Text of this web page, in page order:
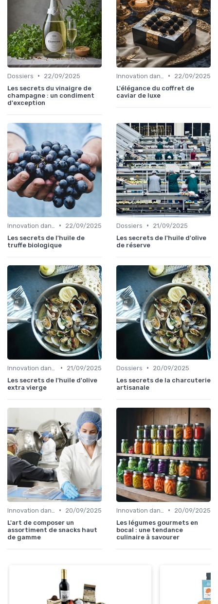
Dossiers •
22/09/2025
Les secrets du vinaigre de
champagne : un condiment
d'exception
•
22/09/2025
L'élégance du coffret de
caviar de luxe
•
22/09/2025
Les secrets de l'huile de
truffe biologique
Dossiers •
21/09/2025
Les secrets de l'huile d'olive
de réserve
•
21/09/2025
Les secrets de l'huile d'olive
extra vierge
Dossiers •
20/09/2025
Les secrets de la charcuterie
artisanale
•
20/09/2025
L'art de composer un
assortiment de snacks haut
de gamme
•
20/09/2025
Les légumes gourmets en
bocal : une tendance
culinaire à savourer